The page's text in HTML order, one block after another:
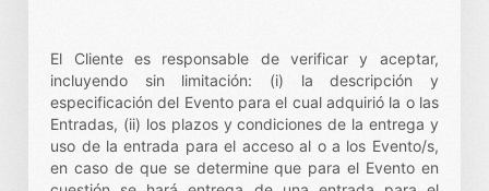
El Cliente es responsable de verificar y aceptar,
incluyendo sin limitación: (i) la descripción y
especificación del Evento para el cual adquirió la o las
Entradas, (ii) los plazos y condiciones de la entrega y
uso de la entrada para el acceso al o a los Evento/s,
en caso de que se determine que para el Evento en